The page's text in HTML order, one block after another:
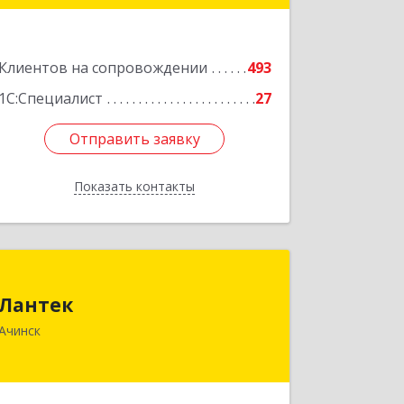
Клиентов на сопровождении
493
1С:Специалист
27
Отправить заявку
Показать контакты
Отправить заявку
Назад
Подробнее